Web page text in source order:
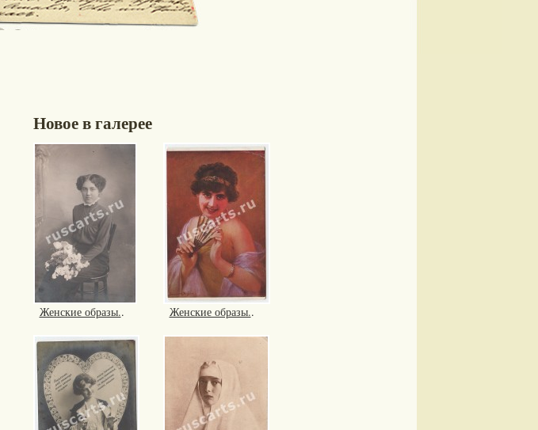
Новое в галерее
Женские образы.. Женские образы..